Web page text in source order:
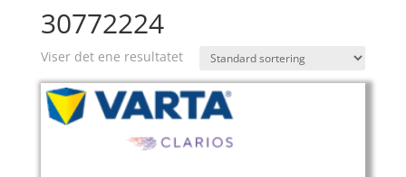
30772224
Viser det ene resultatet